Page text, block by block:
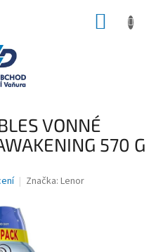
VONNÉ
570 G
Značka: Lenor